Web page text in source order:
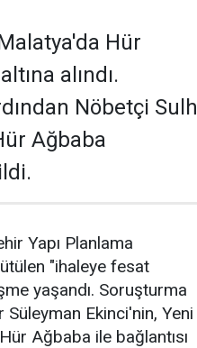
Hür
alındı.
Nöbetçi Sulh
Ağbaba
Yapı Planlama
"ihaleye fesat
yaşandı. Soruşturma
Ekinci'nin, Yeni
Ağbaba ile bağlantısı